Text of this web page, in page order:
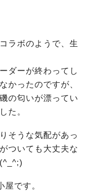
ラボのようで、生
ダーが終わってし
かったのですが、
の匂いが漂ってい
た。
そうな気配があっ
ついても大丈夫な
です。